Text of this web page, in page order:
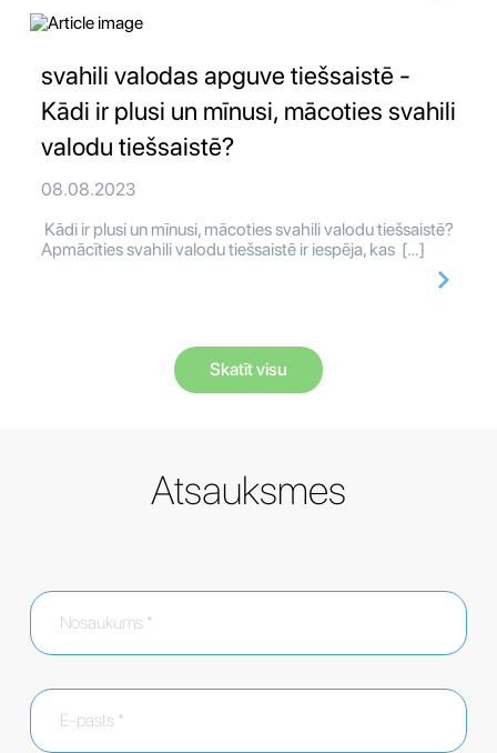
svahili valodas apguve tiešsaistē -
Kādi ir plusi un mīnusi, mācoties svahili
valodu tiešsaistē?
08.08.2023
Kādi ir plusi un mīnusi, mācoties svahili valodu tiešsaistē?
Apmācīties svahili valodu tiešsaistē ir iespēja, kas […]
Skatīt visu
Atsauksmes